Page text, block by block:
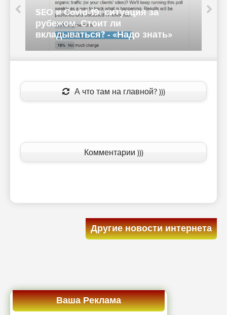
1xBet может заблокировать тех,
кто не льет трафик - «Надо знать»
А что там на главной? )))
Комментарии )))
Другие новости интернета
Ваша Реклама